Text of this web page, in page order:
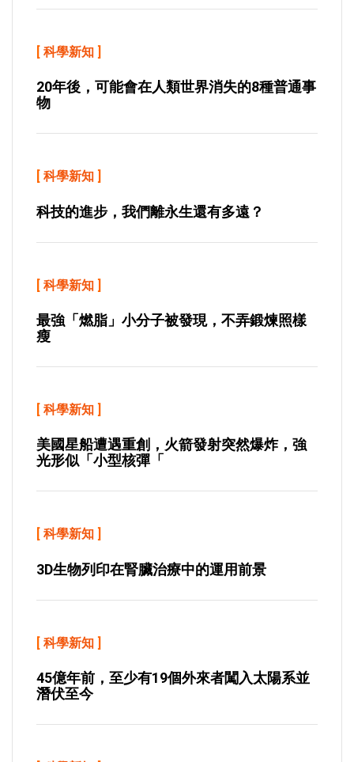
[ 科學新知 ]
20年後，可能會在人類世界消失的8種普通事
物
[ 科學新知 ]
科技的進步，我們離永生還有多遠？
[ 科學新知 ]
最強「燃脂」小分子被發現，不弄鍛煉照樣
瘦
[ 科學新知 ]
美國星船遭遇重創，火箭發射突然爆炸，強
光形似「小型核彈「
[ 科學新知 ]
3D生物列印在腎臟治療中的運用前景
[ 科學新知 ]
45億年前，至少有19個外來者闖入太陽系並
潛伏至今